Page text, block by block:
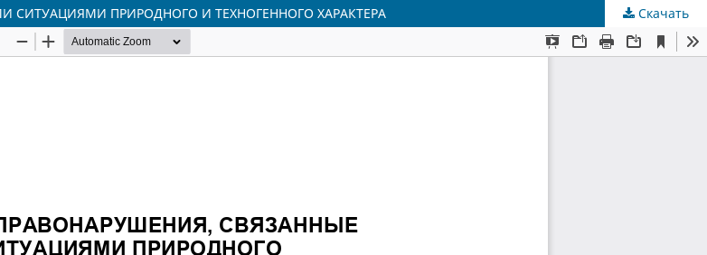
ПРИРОДНОГО И ТЕХНОГЕННОГО ХАРАКТЕРА Скачать